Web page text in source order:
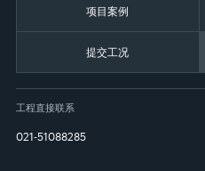
项目案例
提交工况
工程直接联系
021-51088285